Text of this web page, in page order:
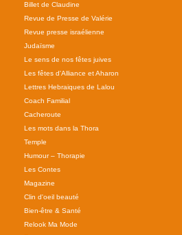
Billet de Claudine
Revue de Presse de Valérie
Revue presse israélienne
Judaïsme
Le sens de nos fêtes juives
Les fêtes d'Alliance et Aharon
Lettres Hebraiques de Lalou
Coach Familial
Cacheroute
Les mots dans la Thora
Temple
Humour – Thorapie
Les Contes
Magazine
Clin d'oeil beauté
Bien-être & Santé
Relook Ma Mode